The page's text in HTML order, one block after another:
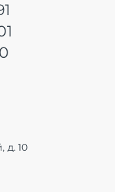
д. 10